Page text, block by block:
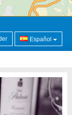
Español